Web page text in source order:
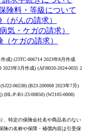
険料・等級について
がんの請求）
気・ケガの請求）
（ケガの請求）
成) (23TC-006714 2023年8月作成
2023年3月作成) (AFH020-2024-0035 2
06538) (B23-200068 2023年7月)
(HL-P-B1-23-00850) (W2105-0008)
、特定の保険会社名や商品名のない
険の名称や保障・補償内容は引受保